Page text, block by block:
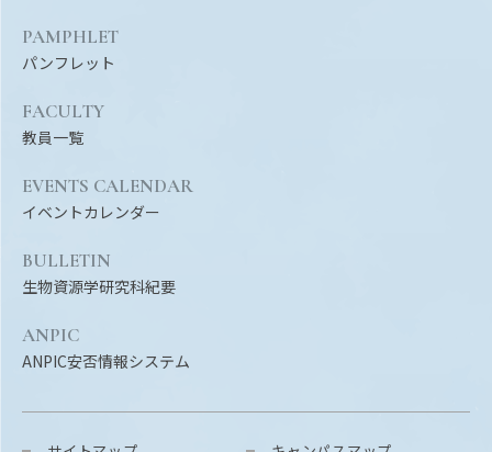
PAMPHLET
パンフレット
FACULTY
教員一覧
EVENTS CALENDAR
イベントカレンダー
BULLETIN
生物資源学研究科紀要
ANPIC
ANPIC安否情報システム